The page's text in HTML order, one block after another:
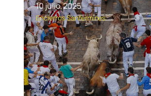
10 julio, 2025
Encierros Sanfermines